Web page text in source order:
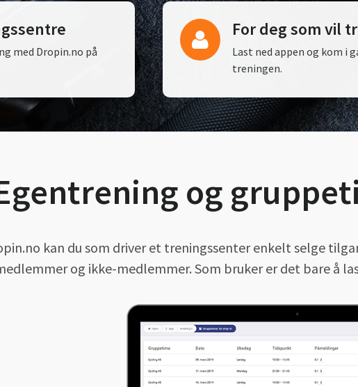
med Dropin.no på
For deg som vil
Last ned appen og kom i
treningen.
og
kan du som driver et treningssenter enkelt selge
og ikke-medlemmer. Som bruker er det bare å